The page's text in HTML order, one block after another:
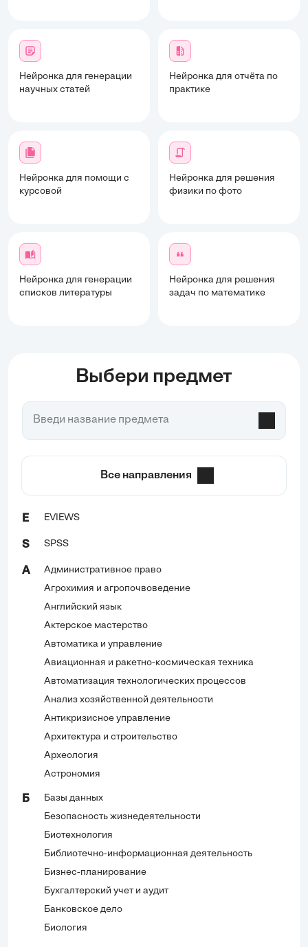
Нейронка для генерации
научных статей
Нейронка для отчёта по
практике
Нейронка для помощи с
курсовой
Нейронка для решения
физики по фото
Нейронка для генерации
списков литературы
Нейронка для решения
задач по математике
Выбери предмет
Все направления
E EVIEWS
S SPSS
А
Административное право
Агрохимия и агропочвоведение
Английский язык
Актерское мастерство
Автоматика и управление
Авиационная и ракетно-космическая техника
Автоматизация технологических процессов
Анализ хозяйственной деятельности
Антикризисное управление
Архитектура и строительство
Археология
Астрономия
Б
Базы данных
Безопасность жизнедеятельности
Биотехнология
Библиотечно-информационная деятельность
Бизнес-планирование
Бухгалтерский учет и аудит
Банковское дело
Биология